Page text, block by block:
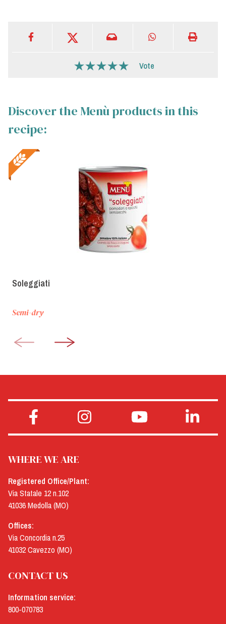
Vote
Discover the Menù products in this
recipe:
Soleggiati
Semi-dry
WHERE WE ARE
Registered Office/Plant:
Via Statale 12 n.102
41036 Medolla (MO)
Offices:
Via Concordia n.25
41032 Cavezzo (MO)
CONTACT US
Information service:
800-070783